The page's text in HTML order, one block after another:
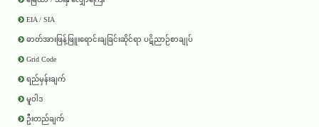
EIA / SIA
ဓာတ်အားဖြန့်ဖြူးရောင်းချခြင်းဆိုင်ရာ ပဋိညာဉ်စာချုပ်
Grid Code
ရည်မှန်းချက်
မူဝါဒ
ဦးတည်ချက်